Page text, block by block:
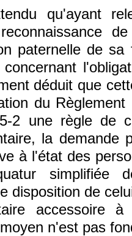
qu'ayant
paternelle de sa
déduit que
du
2 une règle de
la demande
à l'état des
simplifiée
disposition de
accessoire
n'est pas